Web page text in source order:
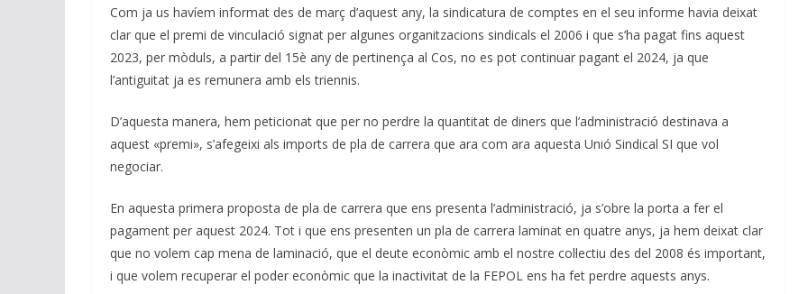
Com ja us havíem informat des de març d’aquest any, la sindicatura de comptes en el seu informe havia deixat
clar que el premi de vinculació signat per algunes organitzacions sindicals el 2006 i que s’ha pagat fins aquest
2023, per mòduls, a partir del 15è any de pertinença al Cos, no es pot continuar pagant el 2024, ja que
l’antiguitat ja es remunera amb els triennis.
D’aquesta manera, hem peticionat que per no perdre la quantitat de diners que l’administració destinava a
aquest «premi», s’afegeixi als imports de pla de carrera que ara com ara aquesta Unió Sindical SI que vol
negociar.
En aquesta primera proposta de pla de carrera que ens presenta l’administració, ja s’obre la porta a fer el
pagament per aquest 2024. Tot i que ens presenten un pla de carrera laminat en quatre anys, ja hem deixat clar
que no volem cap mena de laminació, que el deute econòmic amb el nostre col·lectiu des del 2008 és important,
i que volem recuperar el poder econòmic que la inactivitat de la FEPOL ens ha fet perdre aquests anys.